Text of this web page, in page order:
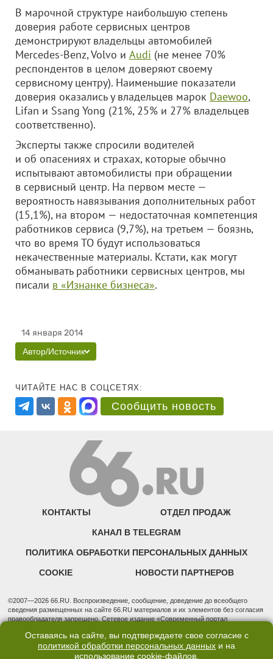
В марочной структуре наибольшую степень
доверия работе сервисных центров
демонстрируют владельцы автомобилей
Mercedes-Benz, Volvo и Audi (не менее 70%
респондентов в целом доверяют своему
сервисному центру). Наименьшие показатели
доверия оказались у владельцев марок Daewoo,
Lifan и Ssang Yong (21%, 25% и 27% владельцев
соответственно).
Эксперты также спросили водителей
и об опасениях и страхах, которые обычно
испытывают автомобилисты при обращении
в сервисный центр. На первом месте —
вероятность навязывания дополнительных работ
(15,1%), на втором — недостаточная компетенция
работников сервиса (9,7%), на третьем — боязнь,
что во время ТО будут использоваться
некачественные материалы. Кстати, как могут
обманывать работники сервисных центров, мы
писали в «Изнанке бизнеса».
14 января 2014
Автор/Источник
ЧИТАЙТЕ НАС В СОЦСЕТЯХ:
Сообщить новость
КОНТАКТЫ ОТДЕЛ ПРОДАЖ
КАНАЛ В TELEGRAM
ПОЛИТИКА ОБРАБОТКИ ПЕРСОНАЛЬНЫХ ДАННЫХ
COOKIE НОВОСТИ ПАРТНЕРОВ
©2007—2026 66.RU. Воспроизведение, сообщение, доведение до всеобщего
сведения размещенных на сайте 66.RU материалов и их элементов без согласия
правообладателя запрещено. Сетевое издание «Современный портал
надзору в сфере связи, информационных технологий и массовых коммуникаций
(Роскомнадзор). Регистрационный номер ЭЛ № ФС 77 - 76634 от 02.09.2019
Учредитель: Общество с ограниченной ответственностью "66.ру". Юридический
Оставаясь на сайте, вы подтверждаете свое согласие с
политикой обработки персональных данных и на
использование cookie-файлов.